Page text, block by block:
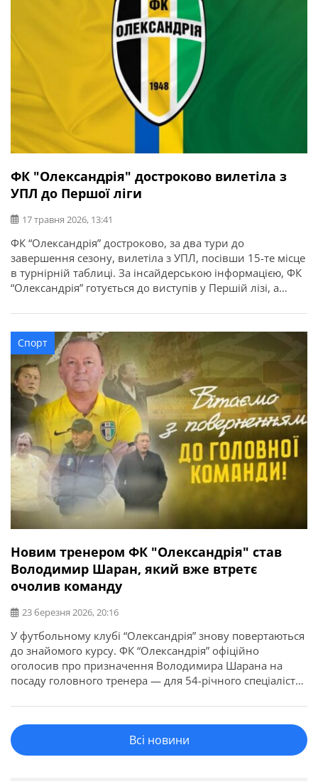
ФК "Олександрія" достроково вилетіла з
УПЛ до Першої ліги
17 травня 2026, 13:41
ФК “Олександрія” достроково, за два тури до
завершення сезону, вилетіла з УПЛ, посівши 15-те місце
в турнірній таблиці. За інсайдерською інформацією, ФК
“Олександрія” готується до виступів у Першій лізі, а
гравців. Майже всі легіонери покинуть клуб. Шаран
зв’язувався з гравцями, які мають досвід виступів у
Чемпіонаті України, та сказав, […]
Спорт
Новим тренером ФК "Олександрія" став
Володимир Шаран, який вже втретє
очолив команду
23 березня 2026, 20:16
У футбольному клубі “Олександрія” знову повертаються
до знайомого курсу. ФК “Олександрія” офіційно
оголосив про призначення Володимира Шарана на
посаду головного тренера — для 54-річного спеціаліста
етапі роботи наставник робитиме ставку на людей, із
якими має спільний досвід співпраці в структурі другої
команди. Разом із Шараном до […]
Всі новини